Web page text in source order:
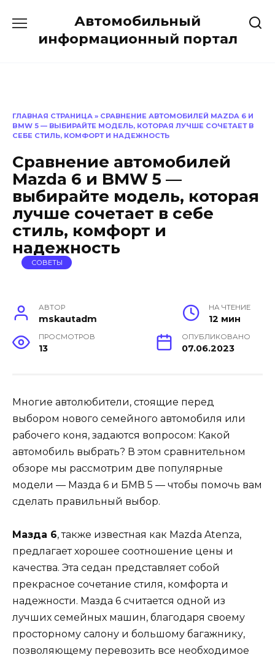
содержанию
Автомобильный
информационный портал
ГЛАВНАЯ СТРАНИЦА » СРАВНЕНИЕ АВТОМОБИЛЕЙ MAZDA 6 И
BMW 5 — ВЫБИРАЙТЕ МОДЕЛЬ, КОТОРАЯ ЛУЧШЕ СОЧЕТАЕТ В
СЕБЕ СТИЛЬ, КОМФОРТ И НАДЕЖНОСТЬ
Сравнение автомобилей
Mazda 6 и BMW 5 —
выбирайте модель, которая
лучше сочетает в себе
стиль, комфорт и
надежность
СОВЕТЫ
АВТОР
mskautadm
НА ЧТЕНИЕ
12 мин
ПРОСМОТРОВ
13
ОПУБЛИКОВАНО
07.06.2023
Многие автолюбители, стоящие перед
выбором нового семейного автомобиля или
рабочего коня, задаются вопросом: Какой
автомобиль выбрать? В этом сравнительном
обзоре мы рассмотрим две популярные
модели — Мазда 6 и БМВ 5 — чтобы помочь вам
сделать правильный выбор.
Мазда 6, также известная как Mazda Atenza,
предлагает хорошее соотношение цены и
качества. Эта седан представляет собой
прекрасное сочетание стиля, комфорта и
надежности. Мазда 6 считается одной из
лучших семейных машин, благодаря своему
просторному салону и большому багажнику,
позволяющему перевозить все необходимое